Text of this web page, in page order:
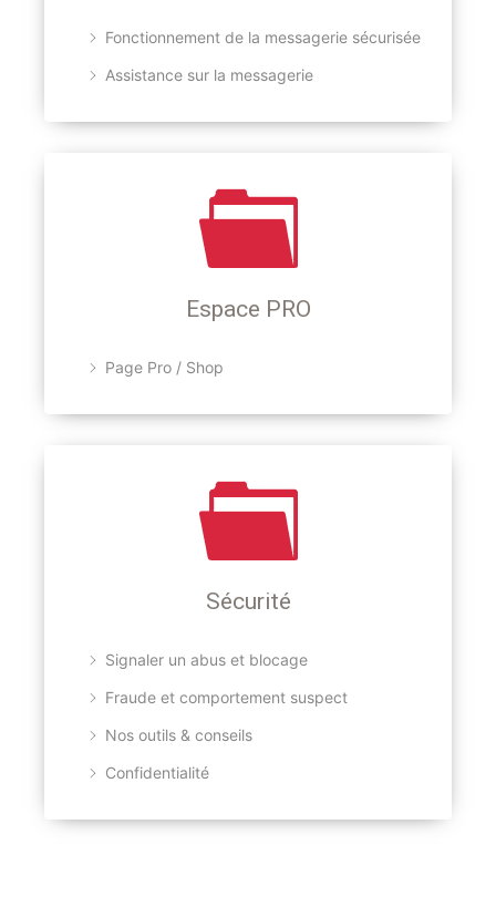
Fonctionnement de la messagerie sécurisée
Assistance sur la messagerie
Espace PRO
Page Pro / Shop
Sécurité
Signaler un abus et blocage
Fraude et comportement suspect
Nos outils & conseils
Confidentialité